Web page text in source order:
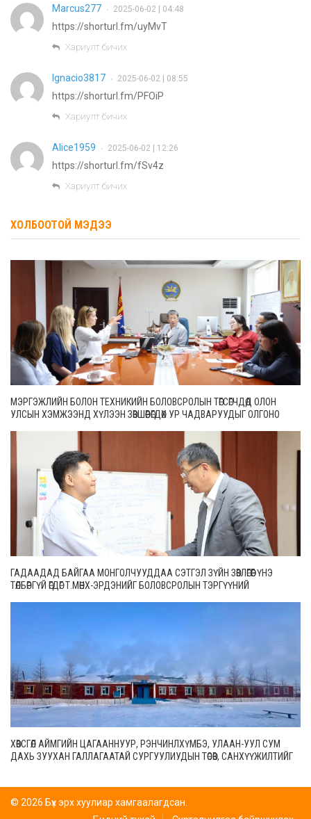
Marcus277 • 2025-06-02 | 04:48
https://shorturl.fm/uyMvT
Хариулт бичих
Ignacio3817 • 2025-06-02 | 08:55
https://shorturl.fm/PFOiP
Хариулт бичих
Alice1959 • 2025-06-02 | 12:26
https://shorturl.fm/fSv4z
Хариулт бичих
ХОЛБООТОЙ МЭДЭЭ
МЭРГЭЖЛИЙН БОЛОН ТЕХНИКИЙН БОЛОВСРОЛЫН ТӨГСӨГЧДӨД ОЛОН
УЛСЫН ХЭМЖЭЭНД ХҮЛЭЭН ЗӨВШӨӨРӨГДӨХ УР ЧАДВАРУУДЫГ ОЛГОНО
ГАДААДАД БАЙГАА МОНГОЛЧУУДДАА СЭТГЭЛ ЗҮЙН ЗӨВЛӨГӨӨГ ҮНЭ
ТӨЛБӨРГҮЙ ӨГДӨГ Т.МӨНХ-ЭРДЭНИЙГ БОЛОВСРОЛЫН ТЭРГҮҮНИЙ
ХӨВСГӨЛ АЙМГИЙН ЦАГААННУУР, РЭНЧИНЛХҮМБЭ, УЛААН-УУЛ СУМ
ДАХЬ ЗУУХАН ГАЛЛАГААТАЙ СУРГУУЛИУДЫН ТӨСӨВ, САНХҮҮЖИЛТИЙГ
© 2026 Бүх эрх хуулиар хамгаалагдсан.